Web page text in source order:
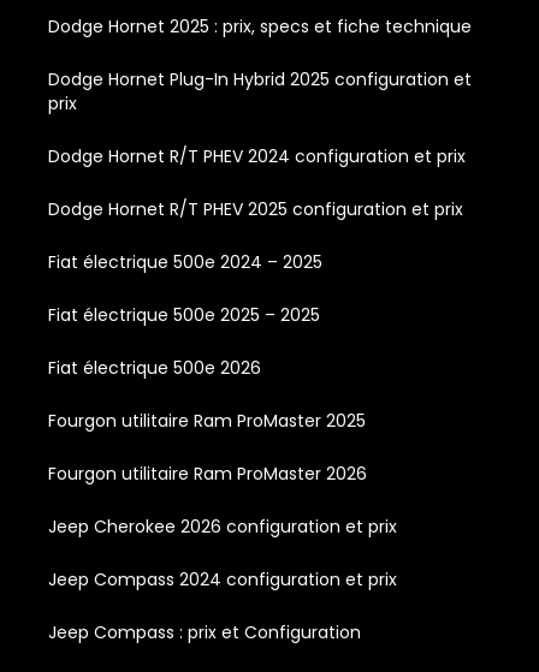
Dodge Hornet 2025 : prix, specs et fiche technique
Dodge Hornet Plug-In Hybrid 2025 configuration et
prix
Dodge Hornet R/T PHEV 2024 configuration et prix
Dodge Hornet R/T PHEV 2025 configuration et prix
Fiat électrique 500e 2024 – 2025
Fiat électrique 500e 2025 – 2025
Fiat électrique 500e 2026
Fourgon utilitaire Ram ProMaster 2025
Fourgon utilitaire Ram ProMaster 2026
Jeep Cherokee 2026 configuration et prix
Jeep Compass 2024 configuration et prix
Jeep Compass : prix et Configuration